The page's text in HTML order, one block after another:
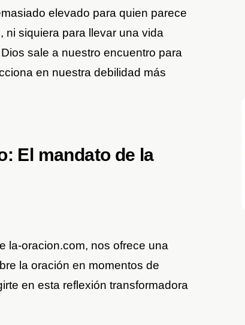
elevado para quien parece
ni siquiera para llevar una vida
sale a nuestro encuentro para
en nuestra debilidad más
El mandato de la
la-oracion.com, nos ofrece una
la oración en momentos de
en esta reflexión transformadora